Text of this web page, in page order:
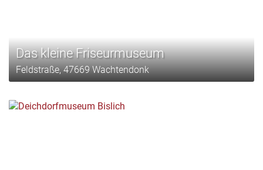
Das kleine Friseurmuseum
Feldstraße, 47669 Wachtendonk